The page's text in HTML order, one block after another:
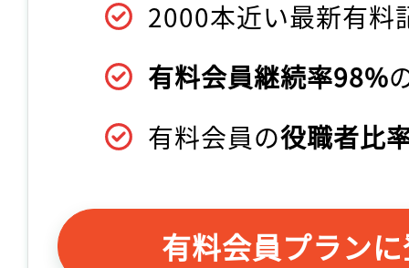
2000本近い最新有料
有料会員継続率98%
有料会員の役職者比
有料会員プラン